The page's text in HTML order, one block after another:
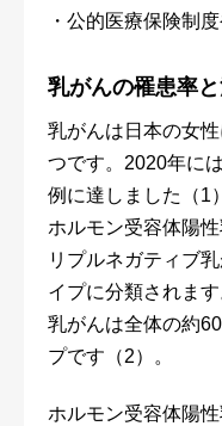
・公的医療保険制
乳がんの罹患率
乳がんは日本の女
つです。2020年に
例に達しました（1
ホルモン受容体陽
リプルネガティブ
イプに分類されま
乳がんは全体の約
プです（2）。
ホルモン受容体陽